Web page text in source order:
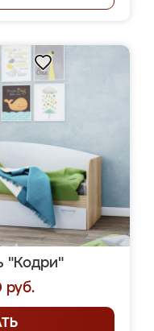
"Кодри"
руб.